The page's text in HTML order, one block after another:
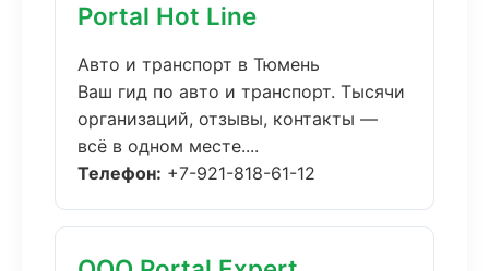
Portal Hot Line
Авто и транспорт в Тюмень
Ваш гид по авто и транспорт. Тысячи
организаций, отзывы, контакты —
всё в одном месте....
Телефон: +7-921-818-61-12